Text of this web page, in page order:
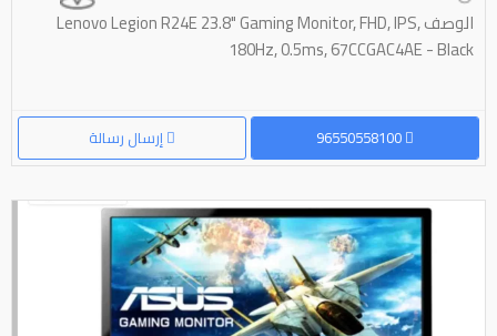
الوصف Lenovo Legion R24E 23.8" Gaming Monitor, FHD, IPS,
180Hz, 0.5ms, 67CCGAC4AE - Black
إرسال رسالة